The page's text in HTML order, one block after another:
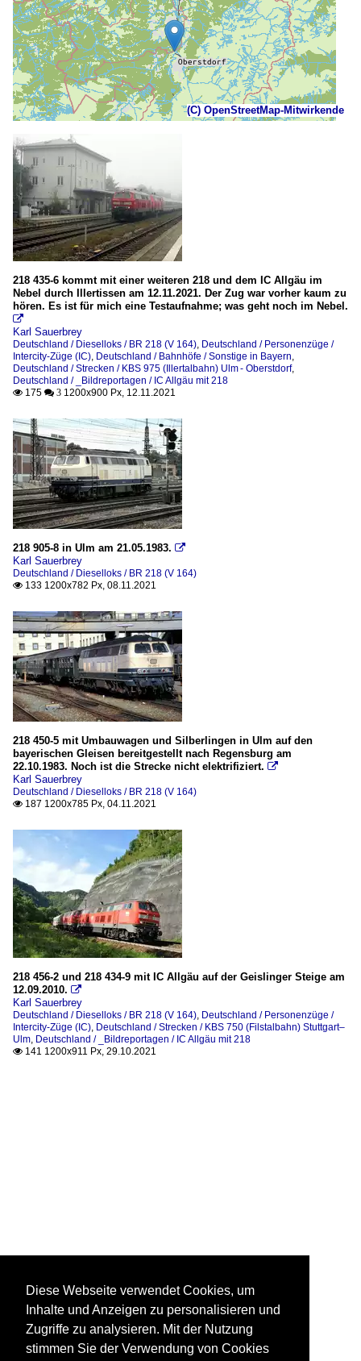
(C) OpenStreetMap-Mitwirkende
218 435-6 kommt mit einer weiteren 218 und dem IC Allgäu im
Nebel durch Illertissen am 12.11.2021. Der Zug war vorher kaum zu
hören. Es ist für mich eine Testaufnahme; was geht noch im Nebel.

Karl Sauerbrey
Deutschland / Dieselloks / BR 218 (V 164) Deutschland / Personenzüge /
Intercity-Züge (IC) Deutschland / Bahnhöfe / Sonstige in Bayern
Deutschland / Strecken / KBS 975 (Illertalbahn) Ulm - Oberstdorf,
Deutschland / _Bildreportagen / IC Allgäu mit 218
 175  3 1200x900 Px, 12.11.2021
218 905-8 in Ulm am 21.05.1983. 
Karl Sauerbrey
Deutschland / Dieselloks / BR 218 (V 164)
 133 1200x782 Px, 08.11.2021
218 450-5 mit Umbauwagen und Silberlingen in Ulm auf den
bayerischen Gleisen bereitgestellt nach Regensburg am
22.10.1983. Noch ist die Strecke nicht elektrifiziert. 
Karl Sauerbrey
Deutschland / Dieselloks / BR 218 (V 164)
 187 1200x785 Px, 04.11.2021
218 456-2 und 218 434-9 mit IC Allgäu auf der Geislinger Steige am
12.09.2010. 
Karl Sauerbrey
Deutschland / Dieselloks / BR 218 (V 164) Deutschland / Personenzüge /
Intercity-Züge (IC) Deutschland / Strecken / KBS 750 (Filstalbahn) Stuttgart–
Ulm Deutschland / _Bildreportagen / IC Allgäu mit 218
 141 1200x911 Px, 29.10.2021
Diese Webseite verwendet Cookies, um
Inhalte und Anzeigen zu personalisieren und
Zugriffe zu analysieren. Mit der Nutzung
stimmen Sie der Verwendung von Cookies